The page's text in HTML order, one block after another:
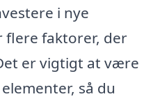
i nye
flere faktorer, der
er vigtigt at være
så du